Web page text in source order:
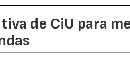
de CiU para